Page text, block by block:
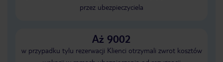
przez ubezpieczyciela
Aż 9002
w przypadku tylu rezerwacji Klienci otrzymali zwrot kosztów